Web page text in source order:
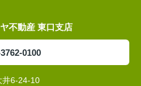
不動産 東口支店
0100
井6-24-10